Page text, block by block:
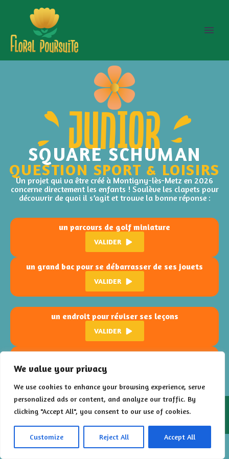
We value your privacy
We use cookies to enhance your browsing experience, serve
personalized ads or content, and analyze our traffic. By
clicking "Accept All", you consent to our use of cookies.
Customize Reject All Accept All
SQUARE SCHUMAN
QUESTION SPORT & LOISIRS
Un projet qui va être créé à Montigny-lès-Metz en 2026
concerne directement les enfants ! Soulève les clapets pour
découvrir de quoi il s’agit et trouve la bonne réponse :
un parcours de golf miniature
VALIDER
un grand bac pour se débarrasser de ses jouets
VALIDER
un endroit pour réviser ses leçons
VALIDER
VALIDER
2026 – Floral Poursuite est un jeu développé parLes Francs